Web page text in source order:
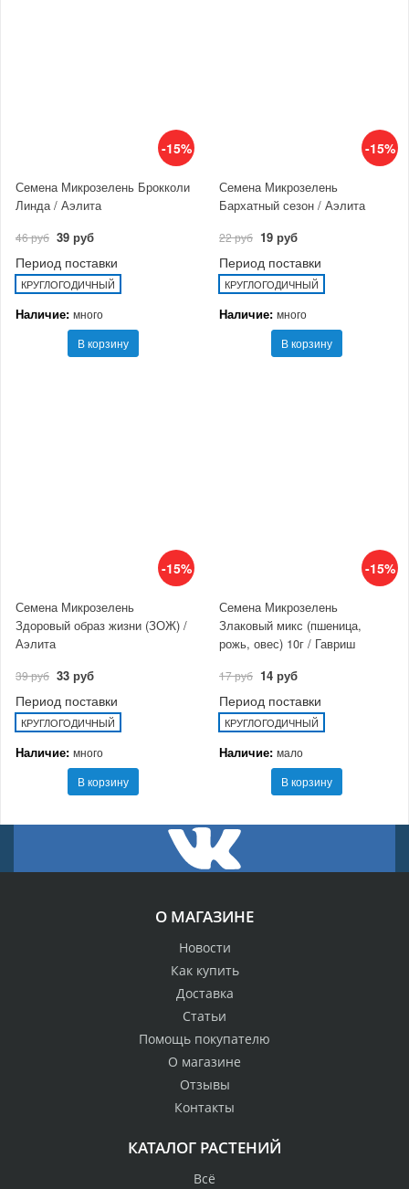
-15%
Семена Микрозелень Брокколи
Линда / Аэлита
46 руб 39 руб
Период поставки
КРУГЛОГОДИЧНЫЙ
Наличие: много
В корзину
-15%
Семена Микрозелень
Бархатный сезон / Аэлита
22 руб 19 руб
Период поставки
КРУГЛОГОДИЧНЫЙ
Наличие: много
В корзину
-15%
Семена Микрозелень
Здоровый образ жизни (ЗОЖ) /
Аэлита
39 руб 33 руб
Период поставки
КРУГЛОГОДИЧНЫЙ
Наличие: много
В корзину
-15%
Семена Микрозелень
Злаковый микс (пшеница,
рожь, овес) 10г / Гавриш
17 руб 14 руб
Период поставки
КРУГЛОГОДИЧНЫЙ
Наличие: мало
В корзину
О МАГАЗИНЕ
Новости
Как купить
Доставка
Статьи
Помощь покупателю
О магазине
Отзывы
Контакты
КАТАЛОГ РАСТЕНИЙ
Всё